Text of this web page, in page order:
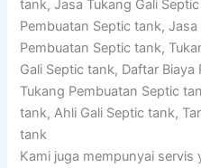
tank, Jasa Tukang Gali
Pembuatan Septic tank,
Pembuatan Septic tank,
Gali Septic tank, Daftar
Tukang Pembuatan Septic
tank, Ahli Gali Septic tank,
tank
Kami juga mempunyai servis